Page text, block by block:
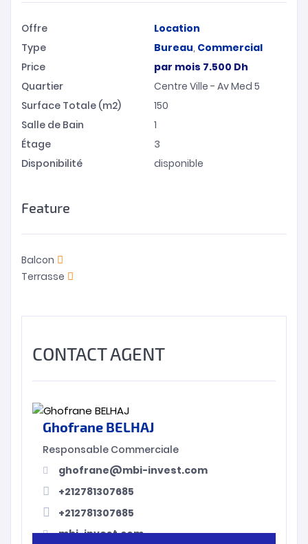
Offre
Location
Type
Bureau, Commercial
Price
par mois 7.500 Dh
Quartier
Centre Ville - Av Med 5
Surface Totale (m2)
150
Salle de Bain
1
Étage
3
Disponibilité
disponible
Feature
Balcon
Terrasse
CONTACT AGENT
Ghofrane BELHAJ
Responsable Commerciale
ghofrane@mbi-invest.com
+212781307685
+212781307685
mbi-invest.com